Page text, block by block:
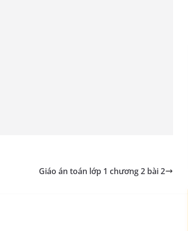
Giáo án toán lớp 1 chương 2 bài 2